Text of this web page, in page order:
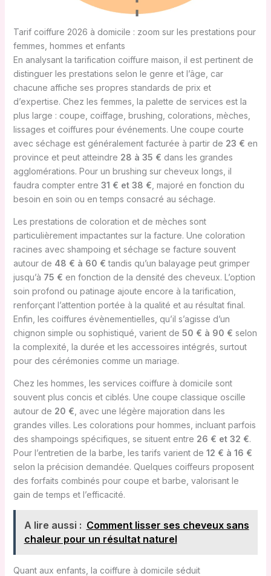
Tarif coiffure 2026 à domicile : zoom sur les prestations pour
femmes, hommes et enfants
En analysant la tarification coiffure maison, il est pertinent de
distinguer les prestations selon le genre et l’âge, car
chacune affiche ses propres standards de prix et
d’expertise. Chez les femmes, la palette de services est la
plus large : coupe, coiffage, brushing, colorations, mèches,
lissages et coiffures pour événements. Une coupe courte
avec séchage est généralement facturée à partir de 23 € en
province et peut atteindre 28 à 35 € dans les grandes
agglomérations. Pour un brushing sur cheveux longs, il
faudra compter entre 31 € et 38 € , majoré en fonction du
besoin en soin ou en temps consacré au séchage.
Les prestations de coloration et de mèches sont
particulièrement impactantes sur la facture. Une coloration
racines avec shampoing et séchage se facture souvent
autour de 48 € à 60 € tandis qu’un balayage peut grimper
jusqu’à 75 € en fonction de la densité des cheveux. L’option
soin profond ou patinage ajoute encore à la tarification,
renforçant l’attention portée à la qualité et au résultat final.
Enfin, les coiffures évènementielles, qu’il s’agisse d’un
chignon simple ou sophistiqué, varient de 50 € à 90 € selon
la complexité, la durée et les accessoires intégrés, surtout
pour des cérémonies comme un mariage.
Chez les hommes, les services coiffure à domicile sont
souvent plus concis et ciblés. Une coupe classique oscille
autour de 20 € , avec une légère majoration dans les
grandes villes. Les colorations pour hommes, incluant parfois
des shampoings spécifiques, se situent entre 26 € et 32 €.
Pour l’entretien de la barbe, les tarifs varient de 12 € à 16 €
selon la précision demandée. Quelques coiffeurs proposent
des forfaits combinés pour coupe et barbe, valorisant le
gain de temps et l’efficacité.
A lire aussi : Comment lisser ses cheveux sans
chaleur pour un résultat naturel
Quant aux enfants, la coiffure à domicile séduit